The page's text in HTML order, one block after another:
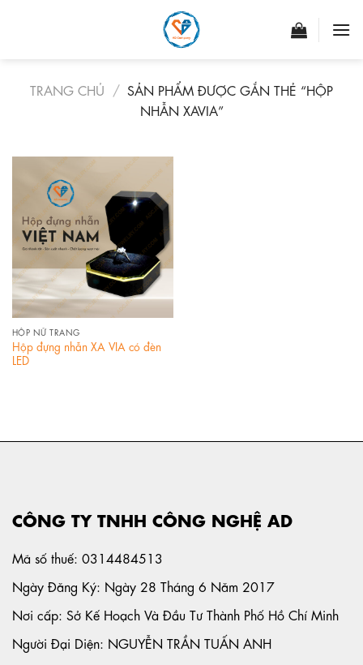
TRANG CHỦ / SẢN PHẨM ĐƯỢC GẮN THẺ “HỘP
NHẪN XAVIA”
HỘP NỮ TRANG
Hộp đựng nhẫn XA VIA có đèn
LED
CÔNG TY TNHH CÔNG NGHỆ AD
Mã số thuế: 0314484513
Ngày Đăng Ký: Ngày 28 Tháng 6 Năm 2017
Nơi cấp: Sở Kế Hoạch Và Đầu Tư Thành Phố Hồ Chí Minh
Người Đại Diện: NGUYỄN TRẦN TUẤN ANH